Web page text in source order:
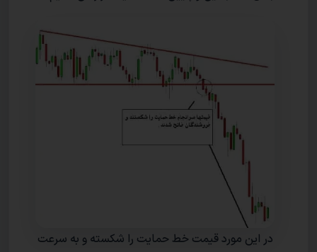
در این مورد قیمت خط حمایت را شکسته و به سرعت